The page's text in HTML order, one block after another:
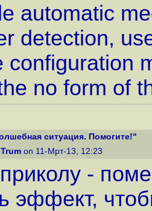
automatic
detection,
configuration
no form of
ситуация. Помогите!"
on 11-Мрт-13, 12:23
-
эффект,